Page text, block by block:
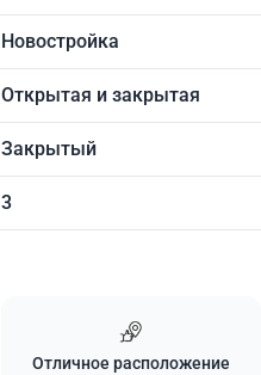
Новостройка
Открытая и закрытая
Закрытый
3
Отличное расположение